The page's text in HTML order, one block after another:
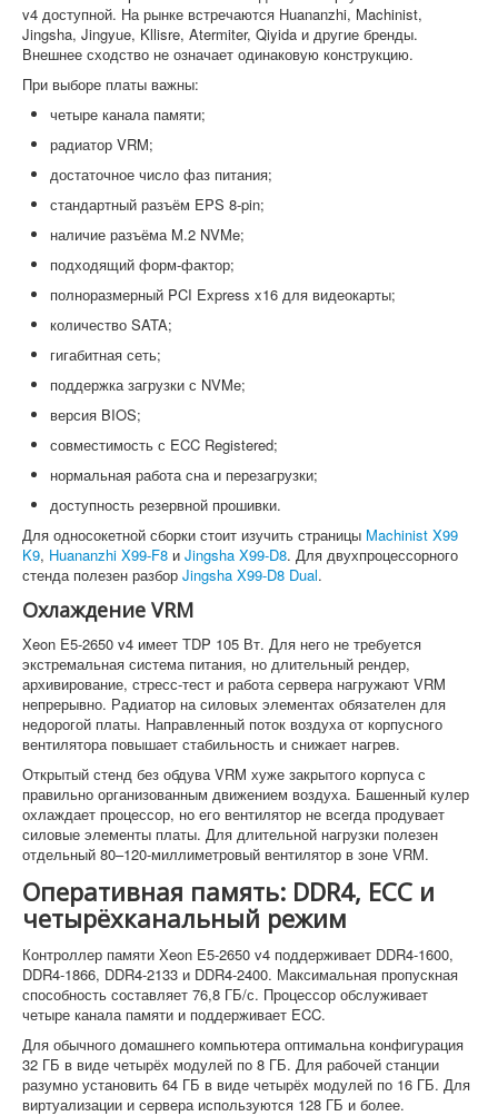
v4 доступной. На рынке встречаются Huananzhi, Machinist,
Jingsha, Jingyue, Kllisre, Atermiter, Qiyida и другие бренды.
Внешнее сходство не означает одинаковую конструкцию.
При выборе платы важны:
четыре канала памяти;
радиатор VRM;
достаточное число фаз питания;
стандартный разъём EPS 8-pin;
наличие разъёма M.2 NVMe;
подходящий форм-фактор;
полноразмерный PCI Express x16 для видеокарты;
количество SATA;
гигабитная сеть;
поддержка загрузки с NVMe;
версия BIOS;
совместимость с ECC Registered;
нормальная работа сна и перезагрузки;
доступность резервной прошивки.
Для односокетной сборки стоит изучить страницы Machinist X99
K9, Huananzhi X99-F8 и Jingsha X99-D8. Для двухпроцессорного
стенда полезен разбор Jingsha X99-D8 Dual.
Охлаждение VRM
Xeon E5-2650 v4 имеет TDP 105 Вт. Для него не требуется
экстремальная система питания, но длительный рендер,
архивирование, стресс-тест и работа сервера нагружают VRM
непрерывно. Радиатор на силовых элементах обязателен для
недорогой платы. Направленный поток воздуха от корпусного
вентилятора повышает стабильность и снижает нагрев.
Открытый стенд без обдува VRM хуже закрытого корпуса с
правильно организованным движением воздуха. Башенный кулер
охлаждает процессор, но его вентилятор не всегда продувает
силовые элементы платы. Для длительной нагрузки полезен
отдельный 80–120-миллиметровый вентилятор в зоне VRM.
Оперативная память: DDR4, ECC и
четырёхканальный режим
Контроллер памяти Xeon E5-2650 v4 поддерживает DDR4-1600,
DDR4-1866, DDR4-2133 и DDR4-2400. Максимальная пропускная
способность составляет 76,8 ГБ/с. Процессор обслуживает
четыре канала памяти и поддерживает ECC.
Для обычного домашнего компьютера оптимальна конфигурация
32 ГБ в виде четырёх модулей по 8 ГБ. Для рабочей станции
разумно установить 64 ГБ в виде четырёх модулей по 16 ГБ. Для
виртуализации и сервера используются 128 ГБ и более.